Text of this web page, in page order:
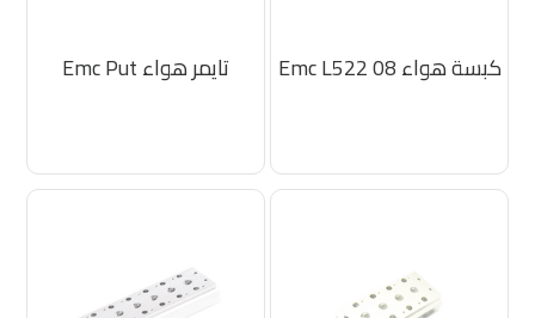
كبسة هواء Emc L522 08 تايمر هواء Emc Put